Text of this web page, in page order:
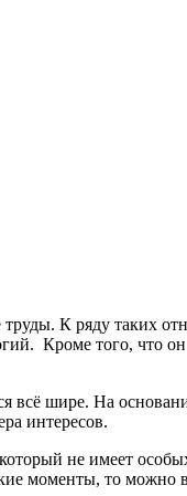
труды. К ряду таких
Кроме того, что
всё шире. На
интересов.
не имеет
моменты, то можно